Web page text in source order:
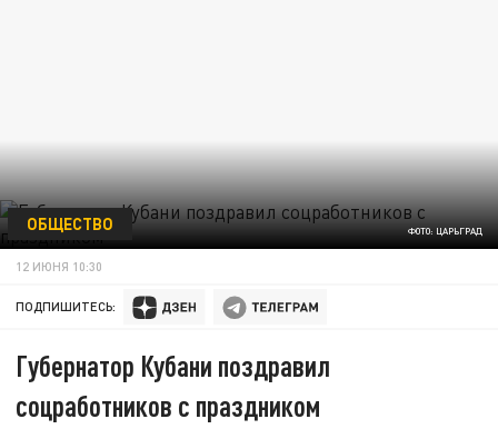
ФОТО: ЦАРЬГРАД
ОБЩЕСТВО
12 ИЮНЯ 10:30
ПОДПИШИТЕСЬ:
Губернатор Кубани поздравил
соцработников с праздником